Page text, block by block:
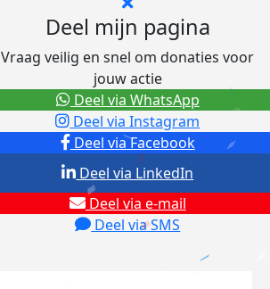
Deel mijn pagina
Vraag veilig en snel om donaties voor
jouw actie
Deel via Facebook
Deel via Instagram
Deel via e-mail
Deel via SMS
Deel via LinkedIn
Deel via WhatsApp